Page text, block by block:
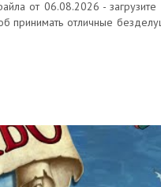
от 06.08.2026 - загрузите
принимать отличные